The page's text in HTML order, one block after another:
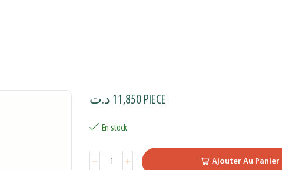
11,850 د.ت PIECE
En stock
Ajouter Au Panier